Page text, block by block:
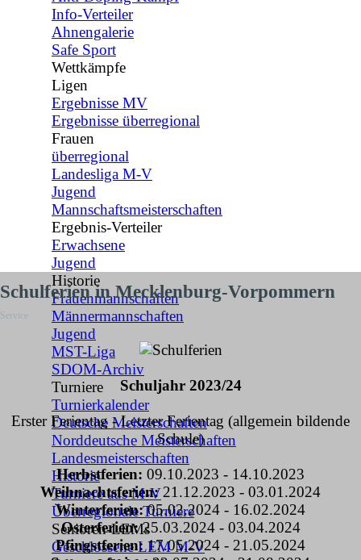
Info-Verteiler
Ahnengalerie
Safe Sport
Wettkämpfe
Ligen
Ergebnisse MV
Ergebnisse überregional
Frauen
überregional
Landesliga M-V
Jugend
Mannschaftsmeisterschaften
Ergebnis-Verteiler▼
Erwachsene
Jugend
Historie
Frauenmannschaften
Männermannschaften
Jugend
MST-Liga
SDOM-Archiv
Turniere
Turnierkalender
Deutsche Meisterschaften
Norddeutsche Meisterschaften
Landesmeisterschaften
Historie
Turniere aus M-V
Überregionale Turniere
Senioren-LEMs▼
Geschlossene LEM M-V
Schulferien in Mecklenburg-Vorpommern
Service
Schuljahr 2023/24
Erster Ferientag - Letzter Ferientag (allgemein bildende
Schule)
Herbstferien: 09.10.2023 - 14.10.2023
Weihnachtsferien:21.12.2023 - 03.01.2024
Winterferien:05.02.2024 - 16.02.2024
Osterferien:25.03.2024 - 03.04.2024
Pfingstferien:17.05.2024 - 21.05.2024